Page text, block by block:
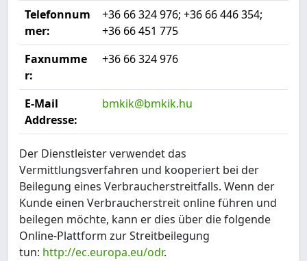
Telefonnum
mer:
+36 66 324 976; +36 66 446 354;
+36 66 451 775
Faxnumme
r:
+36 66 324 976
E-Mail
Addresse:
bmkik@bmkik.hu
Der Dienstleister verwendet das
Vermittlungsverfahren und kooperiert bei der
Beilegung eines Verbraucherstreitfalls. Wenn der
Kunde einen Verbraucherstreit online führen und
beilegen möchte, kann er dies über die folgende
Online-Plattform zur Streitbeilegung
tun: http://ec.europa.eu/odr.